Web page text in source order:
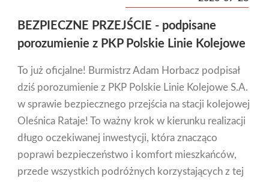
BEZPIECZNE PRZEJŚCIE - podpisane
porozumienie z PKP Polskie Linie Kolejowe
To już oficjalne! Burmistrz Adam Horbacz podpisał
dziś porozumienie z PKP Polskie Linie Kolejowe S.A.
w sprawie bezpiecznego przejścia na stacji kolejowej
Oleśnica Rataje! To ważny krok w kierunku realizacji
długo oczekiwanej inwestycji, która znacząco
poprawi bezpieczeństwo i komfort mieszkańców,
przede wszystkich podróżnych korzystających z tej